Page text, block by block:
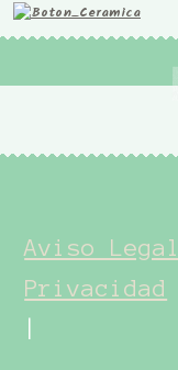
Aviso Legal
Privacidad